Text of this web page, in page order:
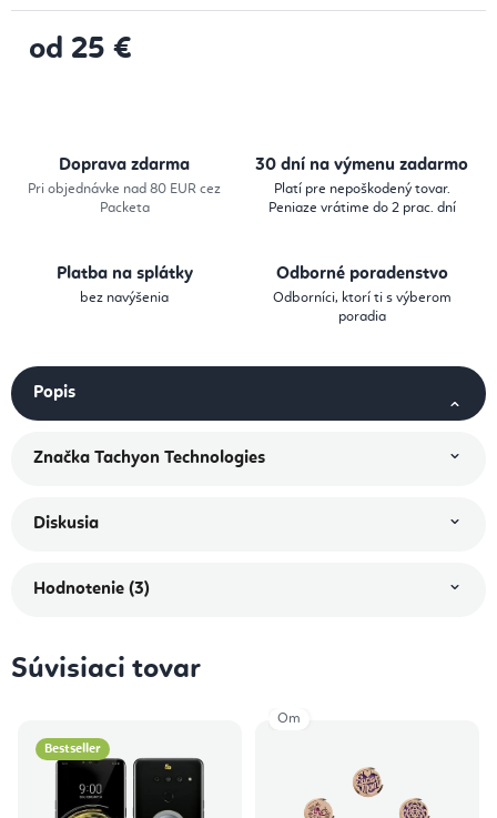
od 25 €
Doprava zdarma
Pri objednávke nad 80 EUR cez
Packeta
30 dní na výmenu zadarmo
Platí pre nepoškodený tovar.
Peniaze vrátime do 2 prac. dní
Platba na splátky
bez navýšenia
Odborné poradenstvo
Odborníci, ktorí ti s výberom
poradia
Popis
Značka Tachyon Technologies
Diskusia
Hodnotenie (3)
Súvisiaci tovar
Bestseller
Om